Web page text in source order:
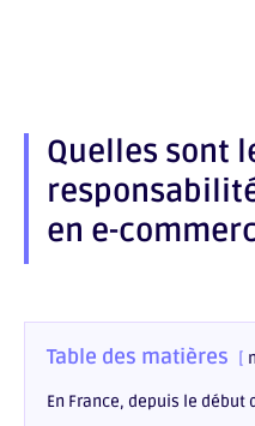
Quelles sont
en e-
Table des matières
En France, depuis le début